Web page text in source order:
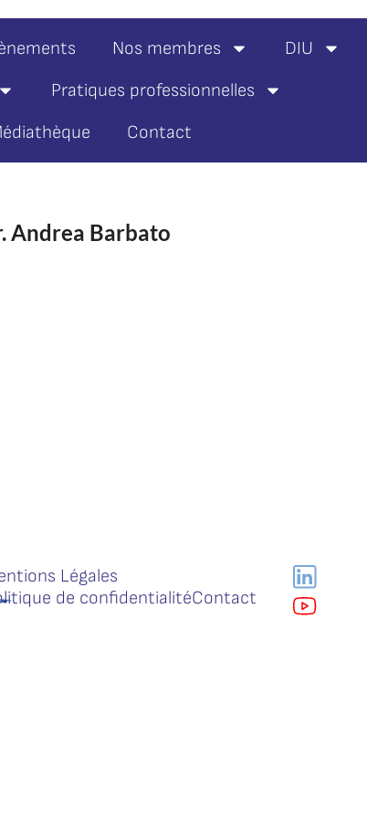
Nos membres
DIU
Pratiques professionnelles
Contact
Andrea Barbato
Légales
de confidentialitéContact